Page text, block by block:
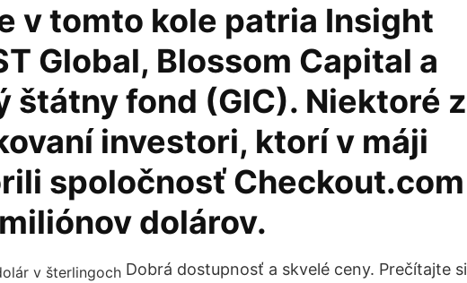
v tomto kole patria Insight
Global, Blossom Capital a
štátny fond (GIC). Niektoré z
investori, ktorí v máji
spoločnosť Checkout.com
dolárov.
Dobrá dostupnosť a skvelé ceny. Prečítajte si